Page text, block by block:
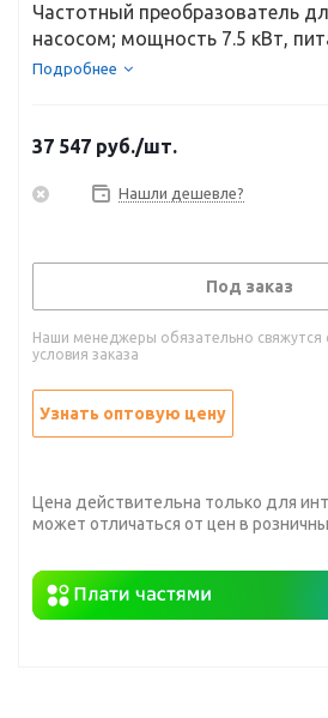
Частотный преобразователь
насосом; мощность 7.5 кВт,
Подробнее
37 547 руб./шт.
Нашли дешевле?
Под заказ
Наши менеджеры обязательно свяжутся
условия заказа
Узнать оптовую цену
Цена действительна только для
может отличаться от цен в